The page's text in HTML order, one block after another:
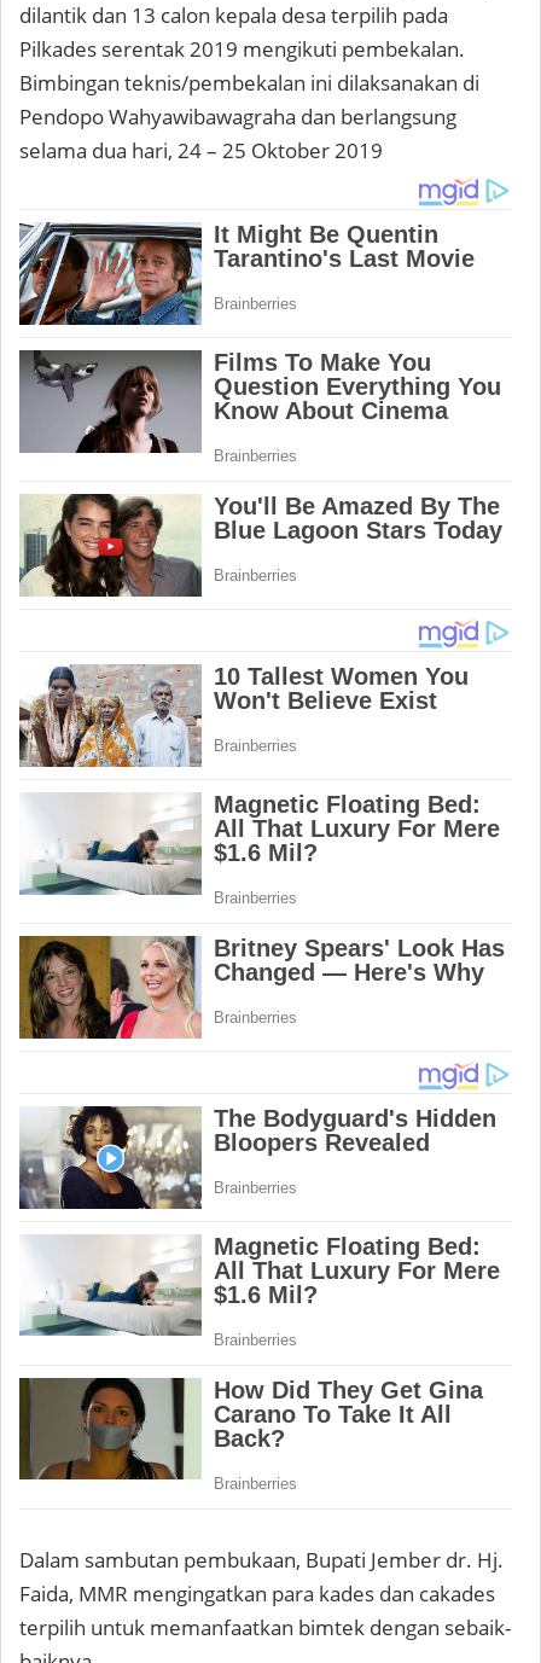
dilantik dan 13 calon kepala desa terpilih pada
Pilkades serentak 2019 mengikuti pembekalan.
Bimbingan teknis/pembekalan ini dilaksanakan di
Pendopo Wahyawibawagraha dan berlangsung
selama dua hari, 24 – 25 Oktober 2019
Dalam sambutan pembukaan, Bupati Jember dr. Hj.
Faida, MMR mengingatkan para kades dan cakades
terpilih untuk memanfaatkan bimtek dengan sebaik-